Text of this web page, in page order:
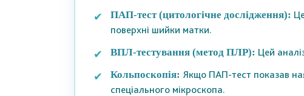
ПАП-тест (цитологічне дослідження):
поверхні шийки матки.
ВПЛ-тестування (метод ПЛР): Цей
Кольпоскопія: Якщо ПАП-тест показав
спеціального мікроскопа.